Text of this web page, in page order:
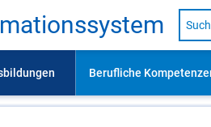
Suche
nach
usw.